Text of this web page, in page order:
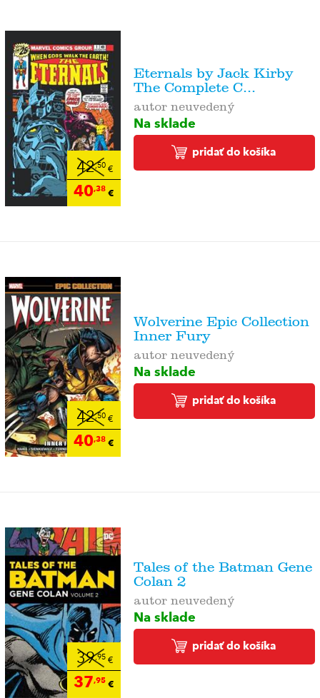
42,50€
40,38€
Eternals by Jack Kirby
The Complete C...
autor neuvedený
Na sklade
pridať do košíka
42,50€
40,38€
Wolverine Epic Collection
Inner Fury
autor neuvedený
Na sklade
pridať do košíka
39,95€
37,95€
Tales of the Batman Gene
Colan 2
autor neuvedený
Na sklade
pridať do košíka